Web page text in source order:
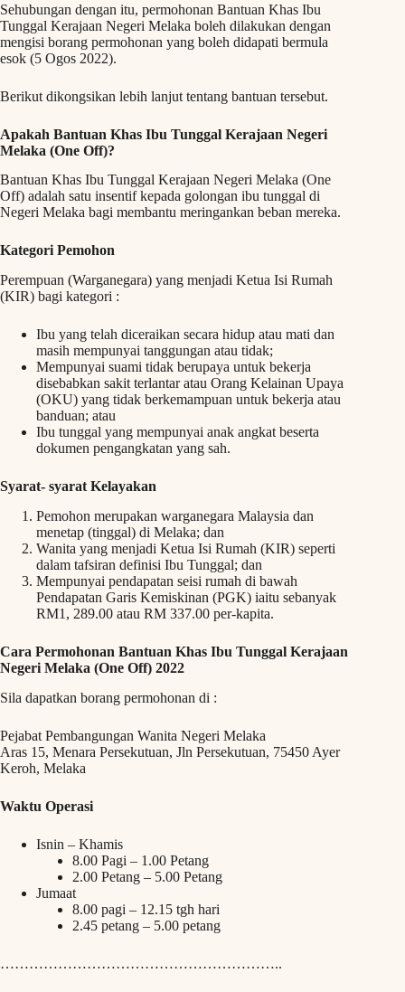
Sehubungan dengan itu, permohonan Bantuan Khas Ibu
Tunggal Kerajaan Negeri Melaka boleh dilakukan dengan
mengisi borang permohonan yang boleh didapati bermula
esok (5 Ogos 2022).
Berikut dikongsikan lebih lanjut tentang bantuan tersebut.
Apakah Bantuan Khas Ibu Tunggal Kerajaan Negeri
Melaka (One Off)?
Bantuan Khas Ibu Tunggal Kerajaan Negeri Melaka (One
Off) adalah satu insentif kepada golongan ibu tunggal di
Negeri Melaka bagi membantu meringankan beban mereka.
Kategori Pemohon
Perempuan (Warganegara) yang menjadi Ketua Isi Rumah
(KIR) bagi kategori :
Ibu yang telah diceraikan secara hidup atau mati dan
masih mempunyai tanggungan atau tidak;
Mempunyai suami tidak berupaya untuk bekerja
disebabkan sakit terlantar atau Orang Kelainan Upaya
(OKU) yang tidak berkemampuan untuk bekerja atau
banduan; atau
Ibu tunggal yang mempunyai anak angkat beserta
dokumen pengangkatan yang sah.
Syarat- syarat Kelayakan
Pemohon merupakan warganegara Malaysia dan
menetap (tinggal) di Melaka; dan
Wanita yang menjadi Ketua Isi Rumah (KIR) seperti
dalam tafsiran definisi Ibu Tunggal; dan
Mempunyai pendapatan seisi rumah di bawah
Pendapatan Garis Kemiskinan (PGK) iaitu sebanyak
RM1, 289.00 atau RM 337.00 per-kapita.
Cara Permohonan Bantuan Khas Ibu Tunggal Kerajaan
Negeri Melaka (One Off) 2022
Sila dapatkan borang permohonan di :
Pejabat Pembangungan Wanita Negeri Melaka
Aras 15, Menara Persekutuan, Jln Persekutuan, 75450 Ayer
Keroh, Melaka
Waktu Operasi
Isnin – Khamis
8.00 Pagi – 1.00 Petang
2.00 Petang – 5.00 Petang
Jumaat
8.00 pagi – 12.15 tgh hari
2.45 petang – 5.00 petang
…………………………………………………..